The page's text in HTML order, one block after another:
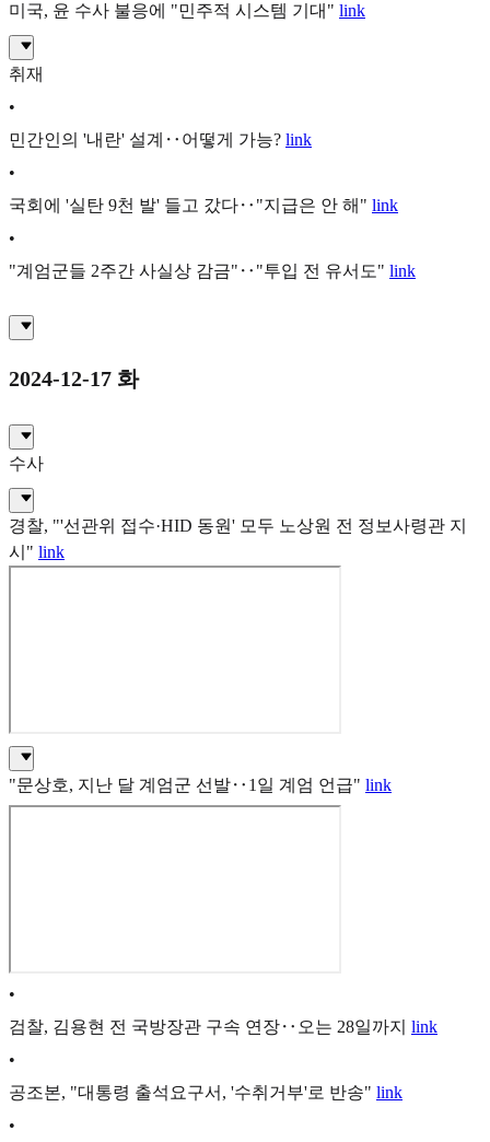
미국, 윤 수사 불응에 "민주적 시스템 기대" link
취재
•
민간인의 '내란' 설계‥어떻게 가능? link
•
국회에 '실탄 9천 발' 들고 갔다‥"지급은 안 해" link
•
"계엄군들 2주간 사실상 감금"‥"투입 전 유서도" link
2024-12-17 화
수사
경찰, "'선관위 접수·HID 동원' 모두 노상원 전 정보사령관 지
시" link
"문상호, 지난 달 계엄군 선발‥1일 계엄 언급" link
•
검찰, 김용현 전 국방장관 구속 연장‥오는 28일까지 link
•
공조본, "대통령 출석요구서, '수취거부'로 반송" link
•